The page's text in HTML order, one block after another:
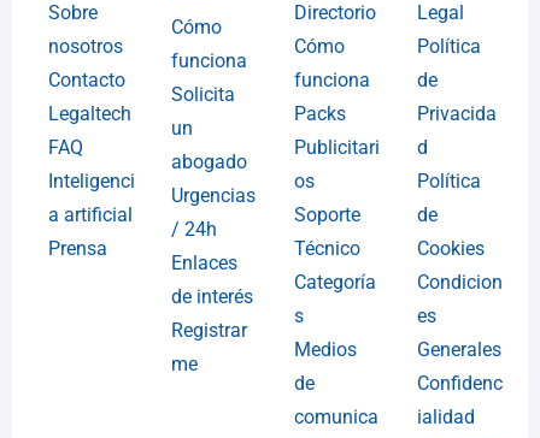
Sobre
nosotros
Contacto
Legaltech
FAQ
Inteligenci
a artificial
Prensa
Cómo
funciona
Solicita
un
abogado
Urgencias
/ 24h
Enlaces
de interés
Registrar
me
Directorio
Cómo
funciona
Packs
Publicitari
os
Soporte
Técnico
Categoría
s
Medios
de
comunica
Legal
Política
de
Privacida
d
Política
de
Cookies
Condicion
es
Generales
Confidenc
ialidad